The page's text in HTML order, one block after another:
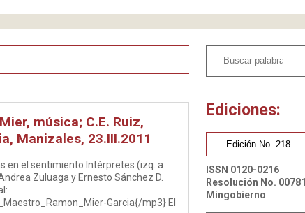
música; C.E. Ruiz,
Manizales, 23.III.2011
en el sentimiento Intérpretes (izq. a
Zuluaga y Ernesto Sánchez D.
Garcia{/mp3} El
Ediciones:
ISSN 0120-0216
Resolución No. 00781
Mingobierno